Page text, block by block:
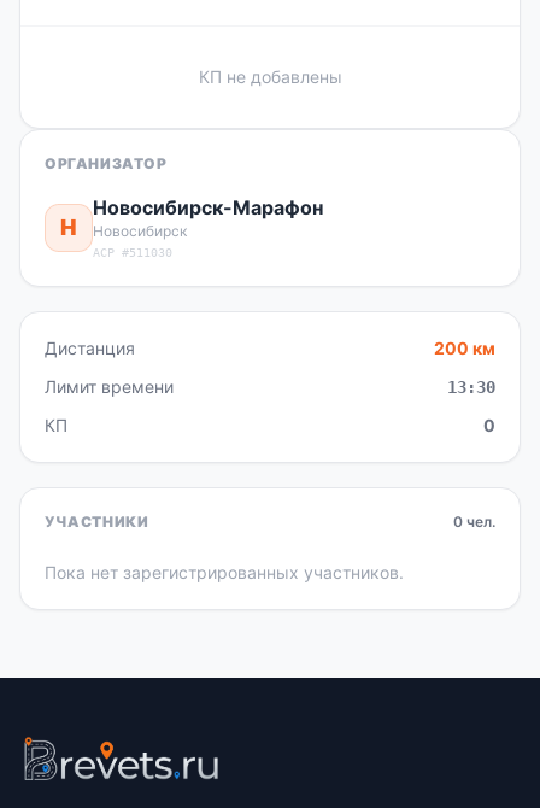
КП не добавлены
ОРГАНИЗАТОР
Н
Новосибирск-Марафон
Новосибирск
ACP #511030
Дистанция
200 км
Лимит времени
13:30
КП 0
УЧАСТНИКИ 0 чел.
Пока нет зарегистрированных участников.